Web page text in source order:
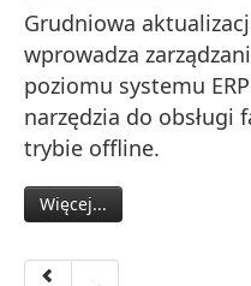
Grudniowa
wprowadza
poziomu systemu
narzędzia do obsługi
trybie offline.
Więcej...